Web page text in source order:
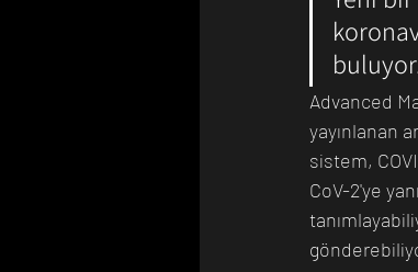
Advanced
yayınlanan
sistem,
CoV-2'ye